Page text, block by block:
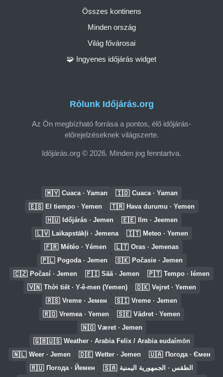
Rólunk Időjárás.org
Az Ön megbízható forrása a pontos, élő időjárás-
előrejelzéseknek világszerte.
Időjárás.org © 2026. Minden jog fenntartva.
Összes kontinens
Minden ország
Világ fővárosai
🧩 Ingyenes időjárás widget
🇲🇾 Cuaca · Yaman 🇮🇩 Cuaca · Yaman
🇪🇸 El tiempo · Yemen 🇹🇷 Hava durumu · Yemen
🇭🇺 Időjárás · Jemen 🇪🇪 Ilm · Jeemen
🇱🇻 Laikapstākļi · Jemena 🇮🇹 Meteo · Yemen
🇫🇷 Météo · Yémen 🇱🇹 Oras · Jemenas
🇵🇱 Pogoda · Jemen 🇸🇰 Počasie · Jemen
🇨🇿 Počasí · Jemen 🇫🇮 Sää · Jemen 🇵🇹 Tempo · Iémen
🇻🇳 Thời tiết · Y-ê-men (Yemen) 🇩🇰 Vejret · Yemen
🇷🇸 Vreme · Јемен 🇸🇮 Vreme · Jemen
🇷🇴 Vremea · Yemen 🇸🇪 Vädret · Yemen
🇳🇴 Været · Jemen
🇬🇧🇺🇸 Weather · Arabia Felix / Arabia eudaímōn
🇳🇱 Weer · Jemen 🇩🇪 Wetter · Jemen 🇺🇦 Погода · Ємен
🇷🇺 Погода · Йемен 🇸🇦 الطقس · الجمهورية اليمنية